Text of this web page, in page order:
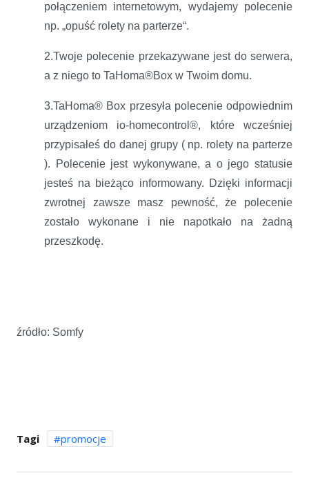
połączeniem internetowym, wydajemy polecenie
np. „opuść rolety na parterze“.
2.Twoje polecenie przekazywane jest do serwera,
a z niego to TaHoma®Box w Twoim domu.
3.TaHoma® Box przesyła polecenie odpowiednim
urządzeniom io-homecontrol®, które wcześniej
przypisałeś do danej grupy ( np. rolety na parterze
). Polecenie jest wykonywane, a o jego statusie
jesteś na bieżąco informowany. Dzięki informacji
zwrotnej zawsze masz pewność, że polecenie
zostało wykonane i nie napotkało na żadną
przeszkodę.
źródło: Somfy
Tagi promocje